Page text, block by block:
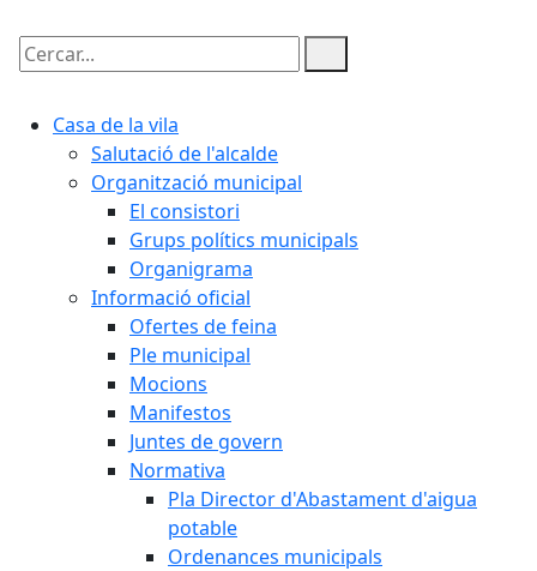
Cercar:
Casa de la vila
Salutació de l'alcalde
Organització municipal
El consistori
Grups polítics municipals
Organigrama
Informació oficial
Ofertes de feina
Ple municipal
Mocions
Manifestos
Juntes de govern
Normativa
Pla Director d'Abastament d'aigua
potable
Ordenances municipals